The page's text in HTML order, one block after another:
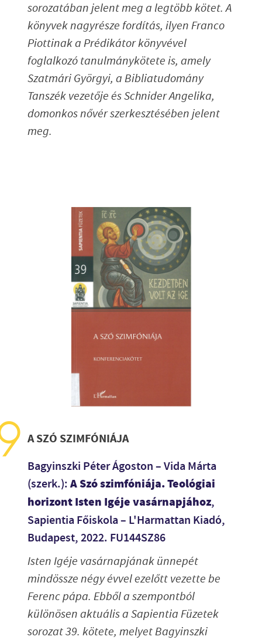
sorozatában jelent meg a legtöbb kötet. A
könyvek nagyrésze fordítás, ilyen Franco
Piottinak a Prédikátor könyvével
foglalkozó tanulmánykötete is, amely
Szatmári Györgyi, a Bibliatudomány
Tanszék vezetője és Schnider Angelika,
domonkos nővér szerkesztésében jelent
meg.
A SZÓ SZIMFÓNIÁJA
Bagyinszki Péter Ágoston – Vida Márta
(szerk.):A Szó szimfóniája. Teológiai
horizont Isten Igéje vasárnapjához,
Sapientia Főiskola – L'Harmattan Kiadó,
Budapest, 2022. FU144SZ86
Isten Igéje vasárnapjának ünnepét
mindössze négy évvel ezelőtt vezette be
Ferenc pápa. Ebből a szempontból
különösen aktuális a Sapientia Füzetek
sorozat 39. kötete, melyet Bagyinszki